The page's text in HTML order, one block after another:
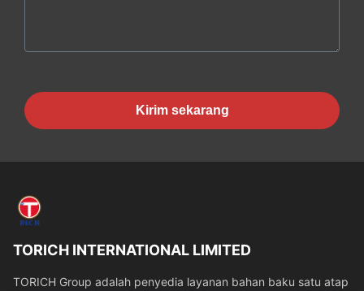
Kirim sekarang
TORICH INTERNATIONAL LIMITED
TORICH Group adalah penyedia layanan bahan baku satu atap